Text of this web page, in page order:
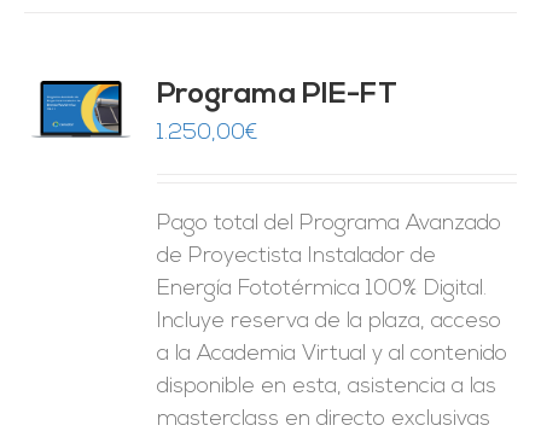
Programa PIE-FT
1.250,00€
Pago total del Programa Avanzado
de Proyectista Instalador de
Energía Fototérmica 100% Digital.
Incluye reserva de la plaza, acceso
a la Academia Virtual y al contenido
disponible en esta, asistencia a las
masterclass en directo exclusivas